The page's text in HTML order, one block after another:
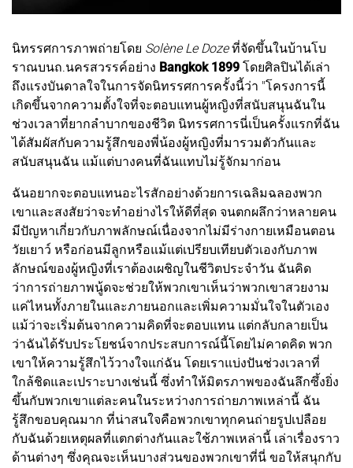
นิทรรศการภาพถ่ายโดย Solène Le Dozeที่จัดขึ้นในบ้านโบ
ราณบนถ.นครสวรรค์อย่าง Bangkok 1899 โดยศิลปินได้เล่า
ถึงแรงบันดาลใจในการจัดนิทรรศการครั้งนี้ว่า "โครงการนี้
เกิดขึ้นจากความตั้งใจที่จะตอบแทนผู้หญิงที่สนับสนุนฉันใน
ช่วงเวลาที่ยากลำบากของชีวิต นิทรรศการนี่เป็นครั้งแรกที่ฉัน
ได้สัมผัสกับความรู้สึกของพี่น้องผู้หญิงที่มารวมตัวกันและ
สนับสนุนฉัน แม้แต่บางคนที่ฉันแทบไม่รู้จักมาก่อน
ฉันอยากจะตอบแทนอะไรสักอย่างด้วยการเฉลิมฉลองพวก
เขาและสงสัยว่าจะทำอย่างไรให้ดีที่สุด จนตกผลึกว่าหลายคน
มีปัญหาเกี่ยวกับภาพลักษณ์เนื่องจากไม่มีร่างกายเหมือนตอน
วัยเยาว์ หรือก่อนมีลูกหรือแม้แต่เปรียบเทียบตัวเองกับภาพ
ลักษณ์ของผู้หญิงที่เราต้องเผชิญในชีวิตประจำวัน ฉันคิด
ว่าการถ่ายภาพนู้ดจะช่วยให้พวกเขาเห็นว่าพวกเขาสวยงาม
แค่ไหนทั้งภายในและภายนอกและเพิ่มความมั่นใจในตัวเอง
แม้ว่าจะเริ่มต้นจากความคิดที่จะตอบแทน แต่กลับกลายเป็น
ว่าฉันได้รับประโยชน์จากประสบการณ์นี้โดยไม่คาดคิด พวก
เขาให้ความรู้สึกไว้วางใจแก่ฉัน โดยเราแบ่งปันช่วงเวลาที่
ใกล้ชิดและเปราะบางเช่นนี้ ซึ่งทำให้มิตรภาพของฉันลึกซึ้งยิ่ง
ขึ้นกับพวกเขาแต่ละคนในระหว่างการถ่ายภาพเหล่านี้ ฉัน
รู้สึกขอบคุณมาก ที่น่าสนใจคือพวกเขาทุกคนถ่ายรูปเปลือย
กับฉันด้วยเหตุผลที่แตกต่างกันและใช้ภาพเหล่านี้ เล่าเรื่องราว
ด้านต่างๆ ซึ่งคุณจะเห็นบางส่วนของพวกเขาที่นี่ ขอให้สนุกกับ